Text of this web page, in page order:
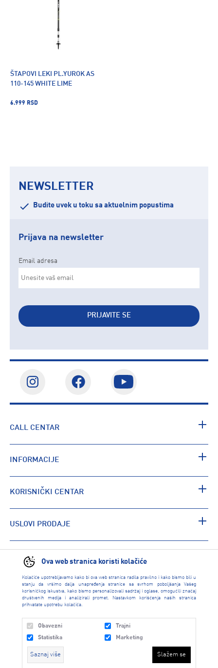
Ova web stranica koristi kolačiće
Kolačiće upotrebljavamo kako bi ova web stranica radila pravilno i kako bismo bili u
stanju da vršimo dalja unapređenja stranice sa svrhom poboljšanja Vašeg
korisničkog iskustva, kako bismo personalizovali sadržaj i oglase, omogućili značaj
društvenih medija i analizirali promet. Nastavkom korišćenja naših stranica
prihvatate upotrebu kolačića.
Obavezni
Trajni
Statistika
Marketing
Saznaj više Slažem se
ŠTAPOVI LEKI PL.YUROK AS
110-145 WHITE LIME
6.999 RSD
NEWSLETTER
Budite uvek u toku sa aktuelnim popustima
Prijava na newsletter
Email adresa
PRIJAVITE SE
CALL CENTAR
INFORMACIJE
KORISNIČKI CENTAR
USLOVI PRODAJE
PRONAĐI RADNJU
INTERSPORT 2026 created by Enetel Solutions